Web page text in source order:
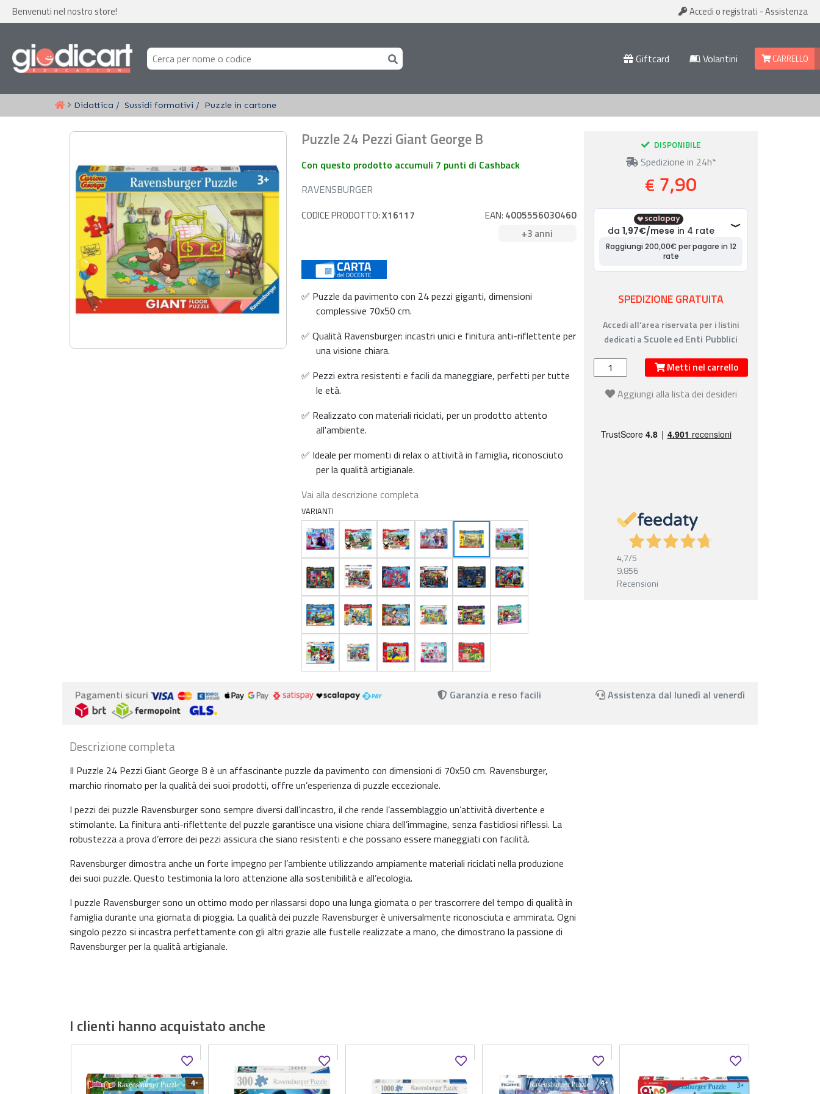
Benvenuti nel nostro store! Accedi o registrati -Assistenza
Giftcard Volantini CARRELLO
Didattica Sussidi formativi Puzzle in cartone
Puzzle 24 Pezzi Giant George B
Con questo prodotto accumuli 7 punti di Cashback
RAVENSBURGER
CODICE PRODOTTO:X16117 EAN: 4005556030460
+3 anni
✅ Puzzle da pavimento con 24 pezzi giganti, dimensioni
complessive 70x50 cm.
✅ Qualità Ravensburger: incastri unici e finitura anti-riflettente per
una visione chiara.
✅ Pezzi extra resistenti e facili da maneggiare, perfetti per tutte
le età.
✅ Realizzato con materiali riciclati, per un prodotto attento
all'ambiente.
✅ Ideale per momenti di relax o attività in famiglia, riconosciuto
per la qualità artigianale.
Vai alla descrizione completa
VARIANTI
DISPONIBILE
Spedizione in 24h*
€ 7,90
SPEDIZIONE GRATUITA
Accedi all’area riservata per i listini
dedicati a Scuoleed Enti Pubblici
Metti nel carrello
Aggiungi alla lista dei desideri
4,7/5
9.856
Recensioni
Pagamenti sicuri Garanzia e reso facili Assistenza dal lunedì al venerdì
Descrizione completa
Il Puzzle 24 Pezzi Giant George B è un affascinante puzzle da pavimento con dimensioni di 70x50 cm. Ravensburger,
marchio rinomato per la qualità dei suoi prodotti, offre un’esperienza di puzzle eccezionale.
I pezzi dei puzzle Ravensburger sono sempre diversi dall’incastro, il che rende l’assemblaggio un’attività divertente e
stimolante. La finitura anti-riflettente del puzzle garantisce una visione chiara dell’immagine, senza fastidiosi riflessi. La
robustezza a prova d’errore dei pezzi assicura che siano resistenti e che possano essere maneggiati con facilità.
Ravensburger dimostra anche un forte impegno per l’ambiente utilizzando ampiamente materiali riciclati nella produzione
dei suoi puzzle. Questo testimonia la loro attenzione alla sostenibilità e all’ecologia.
I puzzle Ravensburger sono un ottimo modo per rilassarsi dopo una lunga giornata o per trascorrere del tempo di qualità in
famiglia durante una giornata di pioggia. La qualità dei puzzle Ravensburger è universalmente riconosciuta e ammirata. Ogni
singolo pezzo si incastra perfettamente con gli altri grazie alle fustelle realizzate a mano, che dimostrano la passione di
Ravensburger per la qualità artigianale.
I clienti hanno acquistato anche